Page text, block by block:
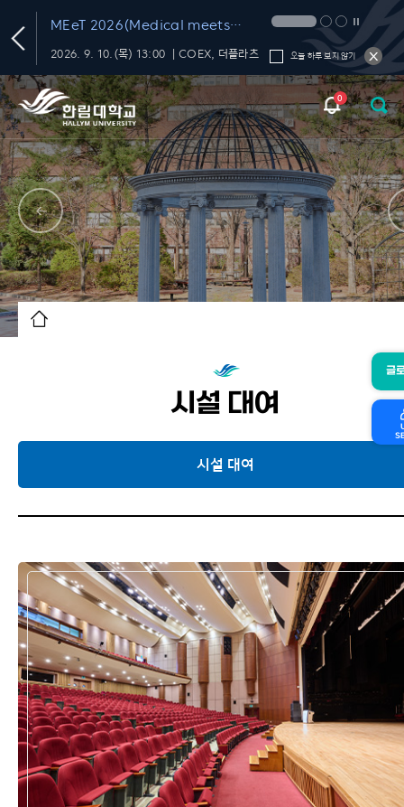
'한림 AI 교육 포털' OPEN
AI 서비스, 교육 프로그램, 활용 가이드, 커뮤니티를 한 곳에서!
생성형 AI 올인원
서비스' OPEN
오늘 하루 보지 않기
0
글
시설 대여
시설 대여
교내 주차
교내 식당